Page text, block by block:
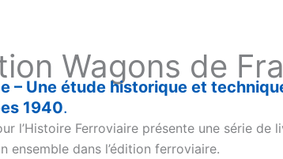
Wagons de
– Une étude historique et
1940.
l’Histoire Ferroviaire présente une série
ensemble dans l’édition ferroviaire.